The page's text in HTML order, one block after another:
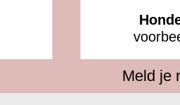
Meld je